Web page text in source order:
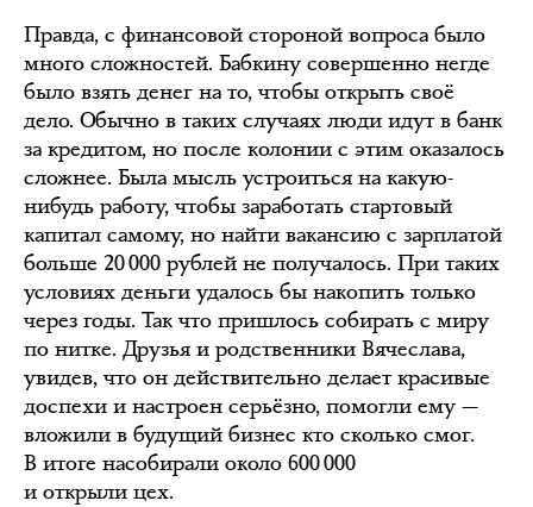
Правда, с финансовой стороной вопроса было
много сложностей. Бабкину совершенно негде
было взять денег на то, чтобы открыть своё
дело. Обычно в таких случаях люди идут в банк
за кредитом, но после колонии с этим оказалось
сложнее. Была мысль устроиться на какую-
нибудь работу, чтобы заработать стартовый
капитал самому, но найти вакансию с зарплатой
больше 20 000 рублей не получалось. При таких
условиях деньги удалось бы накопить только
через годы. Так что пришлось собирать с миру
по нитке. Друзья и родственники Вячеслава,
увидев, что он действительно делает красивые
доспехи и настроен серьёзно, помогли ему —
вложили в будущий бизнес кто сколько смог.
В итоге насобирали около 600 000
и открыли цех.